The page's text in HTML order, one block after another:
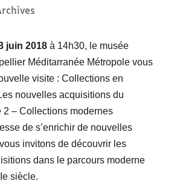
juin 2018à 14h30, le musée
Méditarranée Métropole vous
visite : Collections en
nouvelles acquisitions du
2 – Collections modernes
de s’enrichir de nouvelles
invitons de découvrir les
dans le parcours moderne
siècle.